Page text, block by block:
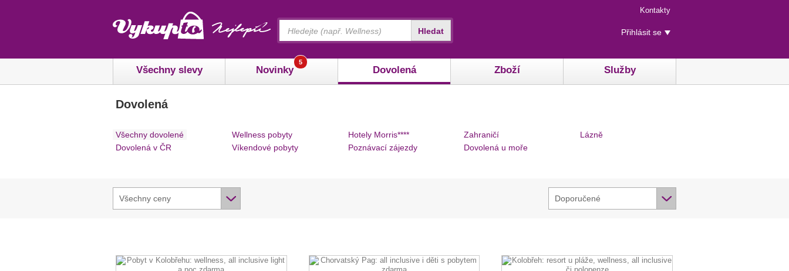
Menu
rychlého
přístupu
Kontakty
Uživatelské
menu
Přihlásit se
Všechny slevy Novinky
5
Dovolená Zboží Služby
Hledat
Dovolená
Všechny dovolené
Dovolená v ČR
Wellness pobyty
Víkendové pobyty
Hotely Morris****
Poznávací zájezdy
Zahraničí
Dovolená u moře
Lázně
Všechny ceny Doporučené